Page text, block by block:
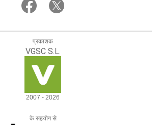
प्रकाशक
VGSC S.L.
2007 - 2026
के सहयोग से